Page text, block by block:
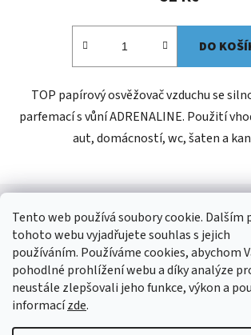
Tento web používá soubory cookie. Dalším
tohoto webu vyjadřujete souhlas s jejich
používáním. Používáme cookies, abychom
pohodlné prohlížení webu a díky analýze
neustále zlepšovali jeho funkce, výkon a
informacízde.
DO
TOP papírový osvěžovač vzduchu se
parfemací s vůní ADRENALINE. Použití
aut, domácností, wc, šaten a
Z
Kontakt
shop@jees.cz
+420 326 903 815